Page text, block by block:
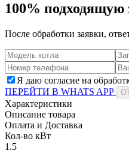
100% подходящую
После обработки заявки,
Я даю согласие на
ПЕРЕЙТИ В WHATS APP
Характеристики
Описание товара
Оплата и Доставка
Кол-во кВт
1.5